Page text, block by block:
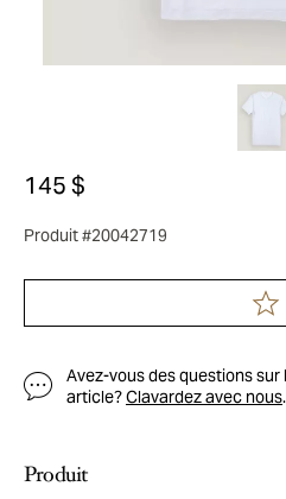
145 $
Produit #20042719
Avez-vous des questions sur
article?Clavardez avec nous.
Produit